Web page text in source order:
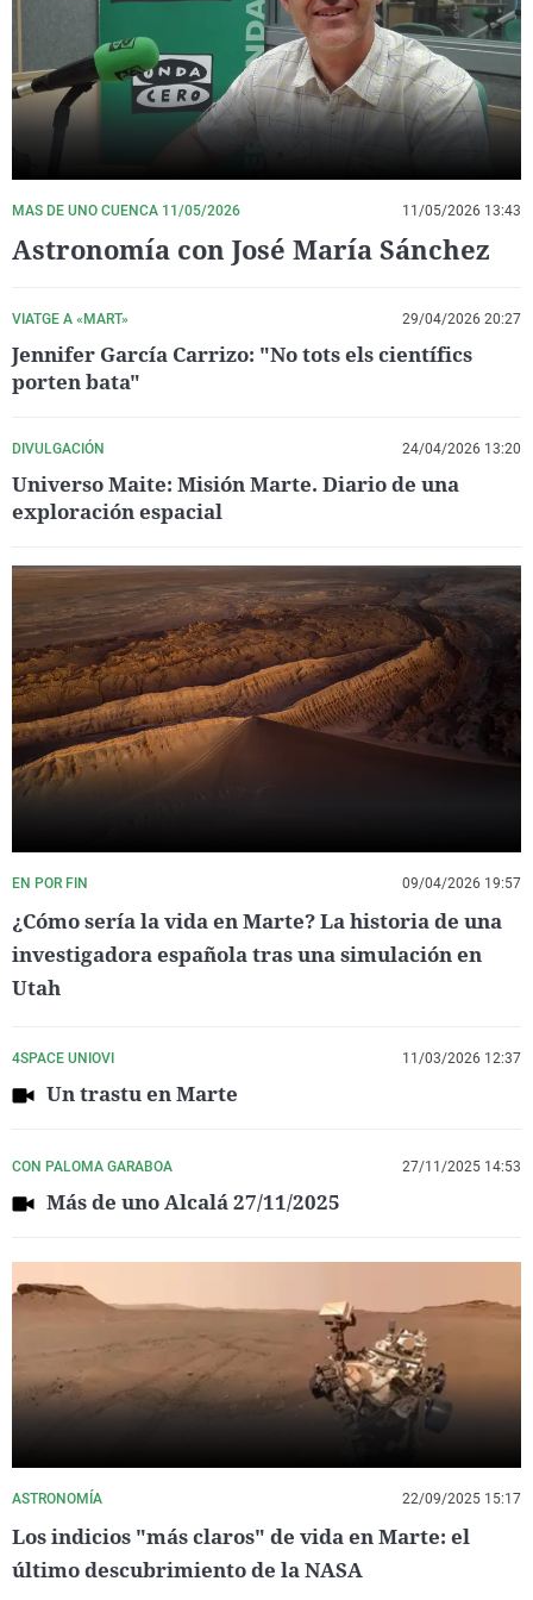
La rosa de los vientos
Gente viajera
Como el perro y el
Caso
Retornados
Equipo de
Operación Viuda
Extremadura
Galicia
La Rioja
País Vasco
Virales
Televisión
Elecciones
MAS DE UNO CUENCA 11/05/2026 11/05/2026 13:43
Astronomía con José María Sánchez
VIATGE A «MART» 29/04/2026 20:27
Jennifer García Carrizo: "No tots els científics
porten bata"
DIVULGACIÓN 24/04/2026 13:20
Universo Maite: Misión Marte. Diario de una
exploración espacial
EN POR FIN 09/04/2026 19:57
¿Cómo sería la vida en Marte? La historia de una
investigadora española tras una simulación en
Utah
4SPACE UNIOVI 11/03/2026 12:37
Un trastu en Marte
CON PALOMA GARABOA 27/11/2025 14:53
Más de uno Alcalá 27/11/2025
ASTRONOMÍA 22/09/2025 15:17
Los indicios "más claros" de vida en Marte: el
último descubrimiento de la NASA